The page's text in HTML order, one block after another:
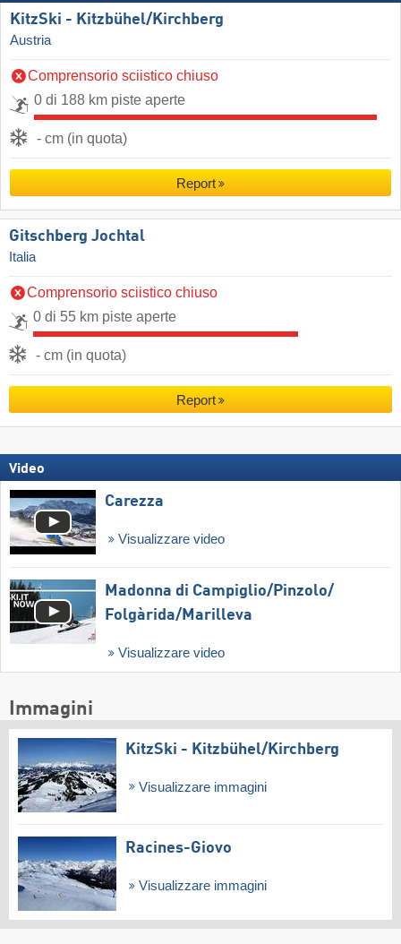
KitzSki - Kitzbühel/​Kirchberg
Austria
Comprensorio sciistico chiuso
0 di 188 km piste aperte
- cm (in quota)
Report
Gitschberg Jochtal
Italia
Comprensorio sciistico chiuso
0 di 55 km piste aperte
- cm (in quota)
Report
Video
Carezza
Visualizzare video
Madonna di Campiglio/​Pinzolo/​
Folgàrida/​Marilleva
Visualizzare video
Immagini
KitzSki - Kitzbühel/​Kirchberg
Visualizzare immagini
Racines-Giovo
Visualizzare immagini